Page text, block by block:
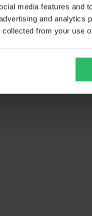
media features and
and analytics
collected from your use